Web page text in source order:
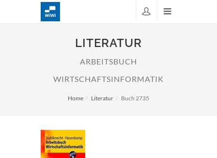
LITERATUR
ARBEITSBUCH
WIRTSCHAFTSINFORMATIK
Home Literatur Buch 2735